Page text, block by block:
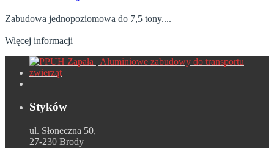
Zabudowa jednopoziomowa do 7,5 tony....
Więcej informacji
Styków
ul. Słoneczna 50,
27-230 Brody